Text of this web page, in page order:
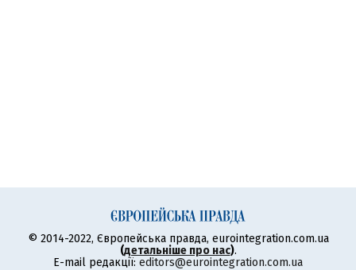
© 2014-2022, Європейська правда, eurointegration.com.ua
(детальніше про нас).
E-mail редакції: editors@eurointegration.com.ua